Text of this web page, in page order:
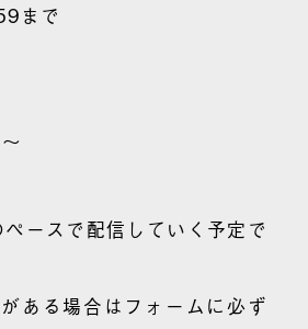
まで
ースで配信していく予定で
ある場合はフォームに必ず